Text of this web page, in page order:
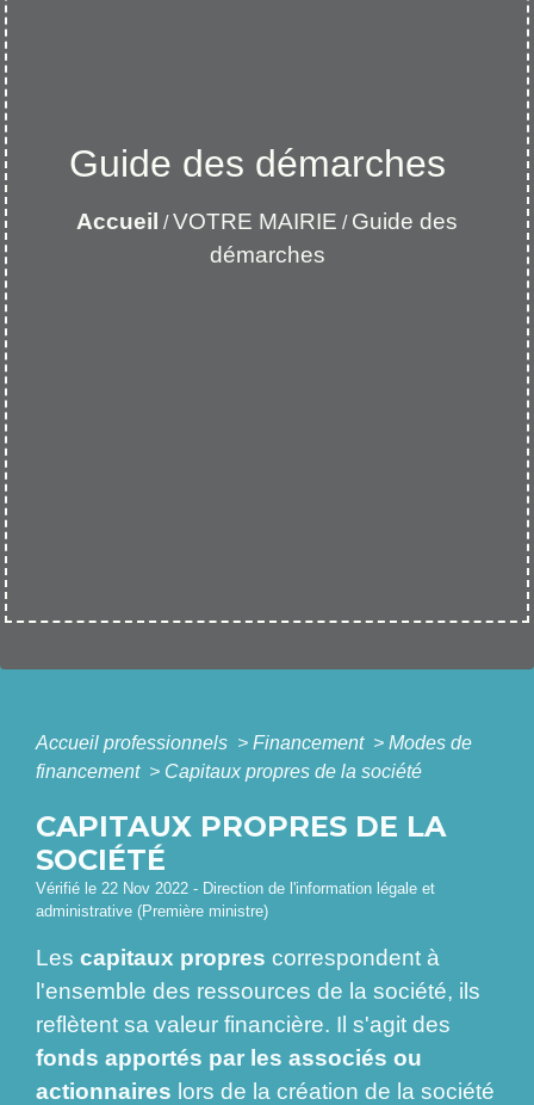
Guide des démarches
Accueil /VOTRE MAIRIE / Guide des
démarches
Accueil professionnels > Financement > Modes de
financement > Capitaux propres de la société
CAPITAUX PROPRES DE LA
SOCIÉTÉ
Vérifié le 22 Nov 2022 - Direction de l'information légale et
administrative (Première ministre)
Les capitaux propres correspondent à
l'ensemble des ressources de la société, ils
reflètent sa valeur financière. Il s'agit des
fonds apportés par les associés ou
actionnaires lors de la création de la société